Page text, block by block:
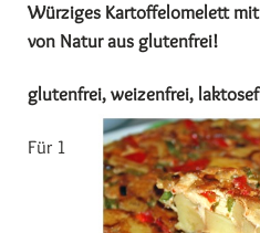
Würziges Kartoffelomelett
von Natur aus glutenfrei!
glutenfrei, weizenfrei,
Für 1